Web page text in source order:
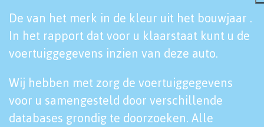
De van het merk in de kleur uit het bouwjaar .
In het rapport dat voor u klaarstaat kunt u de
voertuiggegevens inzien van deze auto.
Wij hebben met zorg de voertuiggegevens
voor u samengesteld door verschillende
databases grondig te doorzoeken. Alle